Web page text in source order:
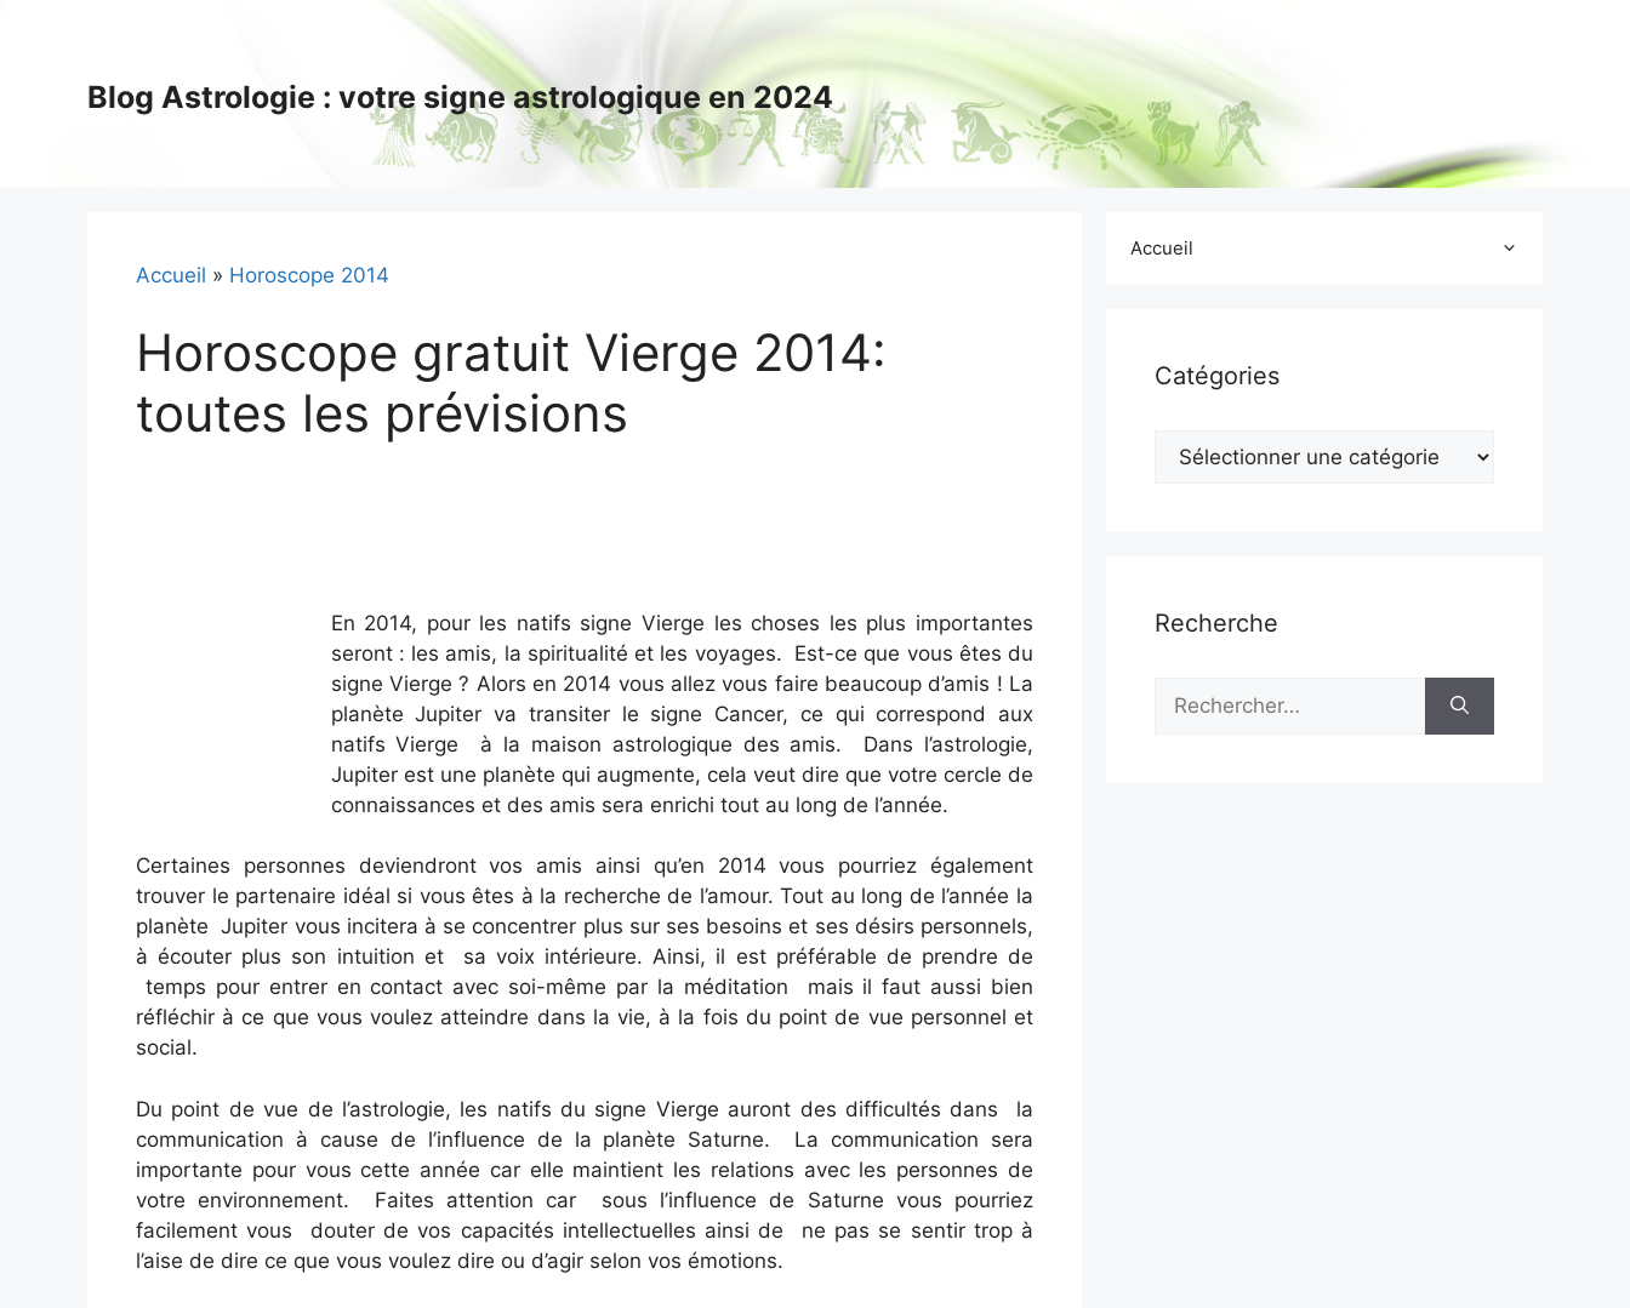
Blog Astrologie : votre signe astrologique en 2024
Accueil » Horoscope 2014
Horoscope gratuit Vierge 2014:
toutes les prévisions
En 2014, pour les natifs signe Vierge les choses les plus importantes
seront : les amis, la spiritualité et les voyages. Est-ce que vous êtes du
signe Vierge ? Alors en 2014 vous allez vous faire beaucoup d’amis ! La
planète Jupiter va transiter le signe Cancer, ce qui correspond aux
natifs Vierge à la maison astrologique des amis. Dans l’astrologie,
Jupiter est une planète qui augmente, cela veut dire que votre cercle de
connaissances et des amis sera enrichi tout au long de l’année.
Certaines personnes deviendront vos amis ainsi qu’en 2014 vous pourriez également
trouver le partenaire idéal si vous êtes à la recherche de l’amour. Tout au long de l’année la
planète Jupiter vous incitera à se concentrer plus sur ses besoins et ses désirs personnels,
à écouter plus son intuition et sa voix intérieure. Ainsi, il est préférable de prendre de
temps pour entrer en contact avec soi-même par la méditation mais il faut aussi bien
réfléchir à ce que vous voulez atteindre dans la vie, à la fois du point de vue personnel et
social.
Du point de vue de l’astrologie, les natifs du signe Vierge auront des difficultés dans la
communication à cause de l’influence de la planète Saturne. La communication sera
importante pour vous cette année car elle maintient les relations avec les personnes de
votre environnement. Faites attention car sous l’influence de Saturne vous pourriez
facilement vous douter de vos capacités intellectuelles ainsi de ne pas se sentir trop à
l’aise de dire ce que vous voulez dire ou d’agir selon vos émotions.
Accueil
Catégories
Catégories
Recherche
Rechercher :